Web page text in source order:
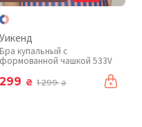
Уикенд
Бра купальный с
формованной чашкой 533V
299 ₴ 1 299₴